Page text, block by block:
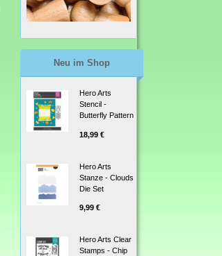
Neu im Shop
Hero Arts
Stencil -
Butterfly Pattern
18,99 €
Hero Arts
Stanze - Clouds
Die Set
9,99 €
Hero Arts Clear
Stamps - Chip